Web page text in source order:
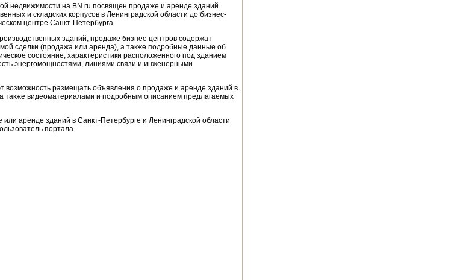
недвижимости на BN.ru посвящен продаже и аренде зданий
и складских корпусов в Ленинградской области до бизнес-
центре Санкт-Петербурга.
зданий, продаже бизнес-центров содержат
сделки (продажа или аренда), а также подробные данные об
состояние, характеристики расположенного под зданием
энергомощностями, линиями связи и инженерными
возможность размещать объявления о продаже и аренде зданий в
также видеоматериалами и подробным описанием предлагаемых
аренде зданий в Санкт-Петербурге и Ленинградской области
портала.